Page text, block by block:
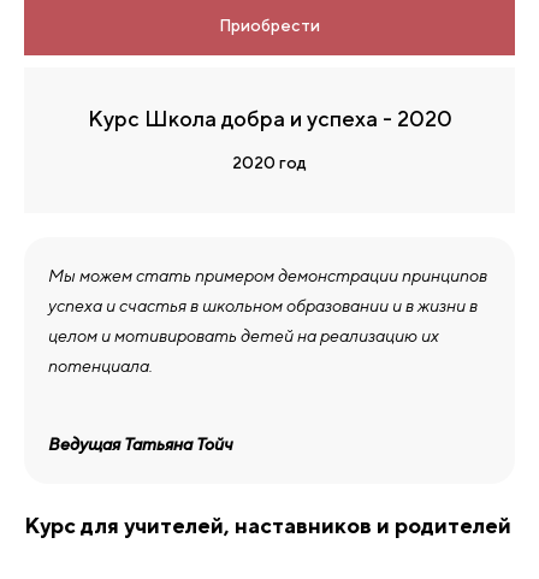
Приобрести
Курс Школа добра и успеха - 2020
2020 год
Мы можем стать примером демонстрации принципов
успеха и счастья в школьном образовании и в жизни в
целом и мотивировать детей на реализацию их
потенциала.
Ведущая Татьяна Тойч
Курс для учителей, наставников и родителей